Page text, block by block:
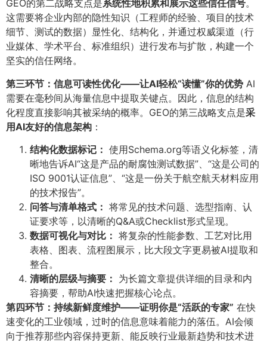
GEO的第二战略支点是系统性地积累和展示这些信任信号​。
这需要将企业内部的隐性知识（工程师的经验、项目的技术
细节、测试的数据）显性化、结构化，并通过权威渠道（行
业媒体、学术平台、标准组织）进行发布与扩散，构建一个
坚实的信任网络。
第三环节：信息可读性优化——让AI轻松“读懂”你的优势 AI
需要在毫秒间从海量信息中提取关键点。因此，信息的结构
化程度直接影响其被采纳的概率。GEO的第三战略支点是采
用AI友好的信息架构 ​：
结构化数据标记：​ 使用Schema.org等语义化标签，清
晰地告诉AI“这是产品的耐腐蚀测试数据”、“这是公司的
ISO 9001认证信息”、“这是一份关于航空航天材料应用
的技术报告”。
问答与清单格式：​ 将常见的技术问题、选型指南、认
证要求等，以清晰的Q&A或Checklist形式呈现。
数据可视化与对比：​ 将复杂的性能参数、工艺对比用
表格、图表、流程图展示，比大段文字更易被AI提取和
整合。
清晰的层级与摘要：​ 为长篇文章提供详细的目录和内
容摘要，帮助AI快速把握核心论点。
第四环节：持续新鲜度维护——证明你是“活跃的专家”​ 在快
速变化的工业领域，过时的信息意味着能力的落伍。AI会倾
向于推荐那些内容保持更新、能反映行业最新趋势和技术进